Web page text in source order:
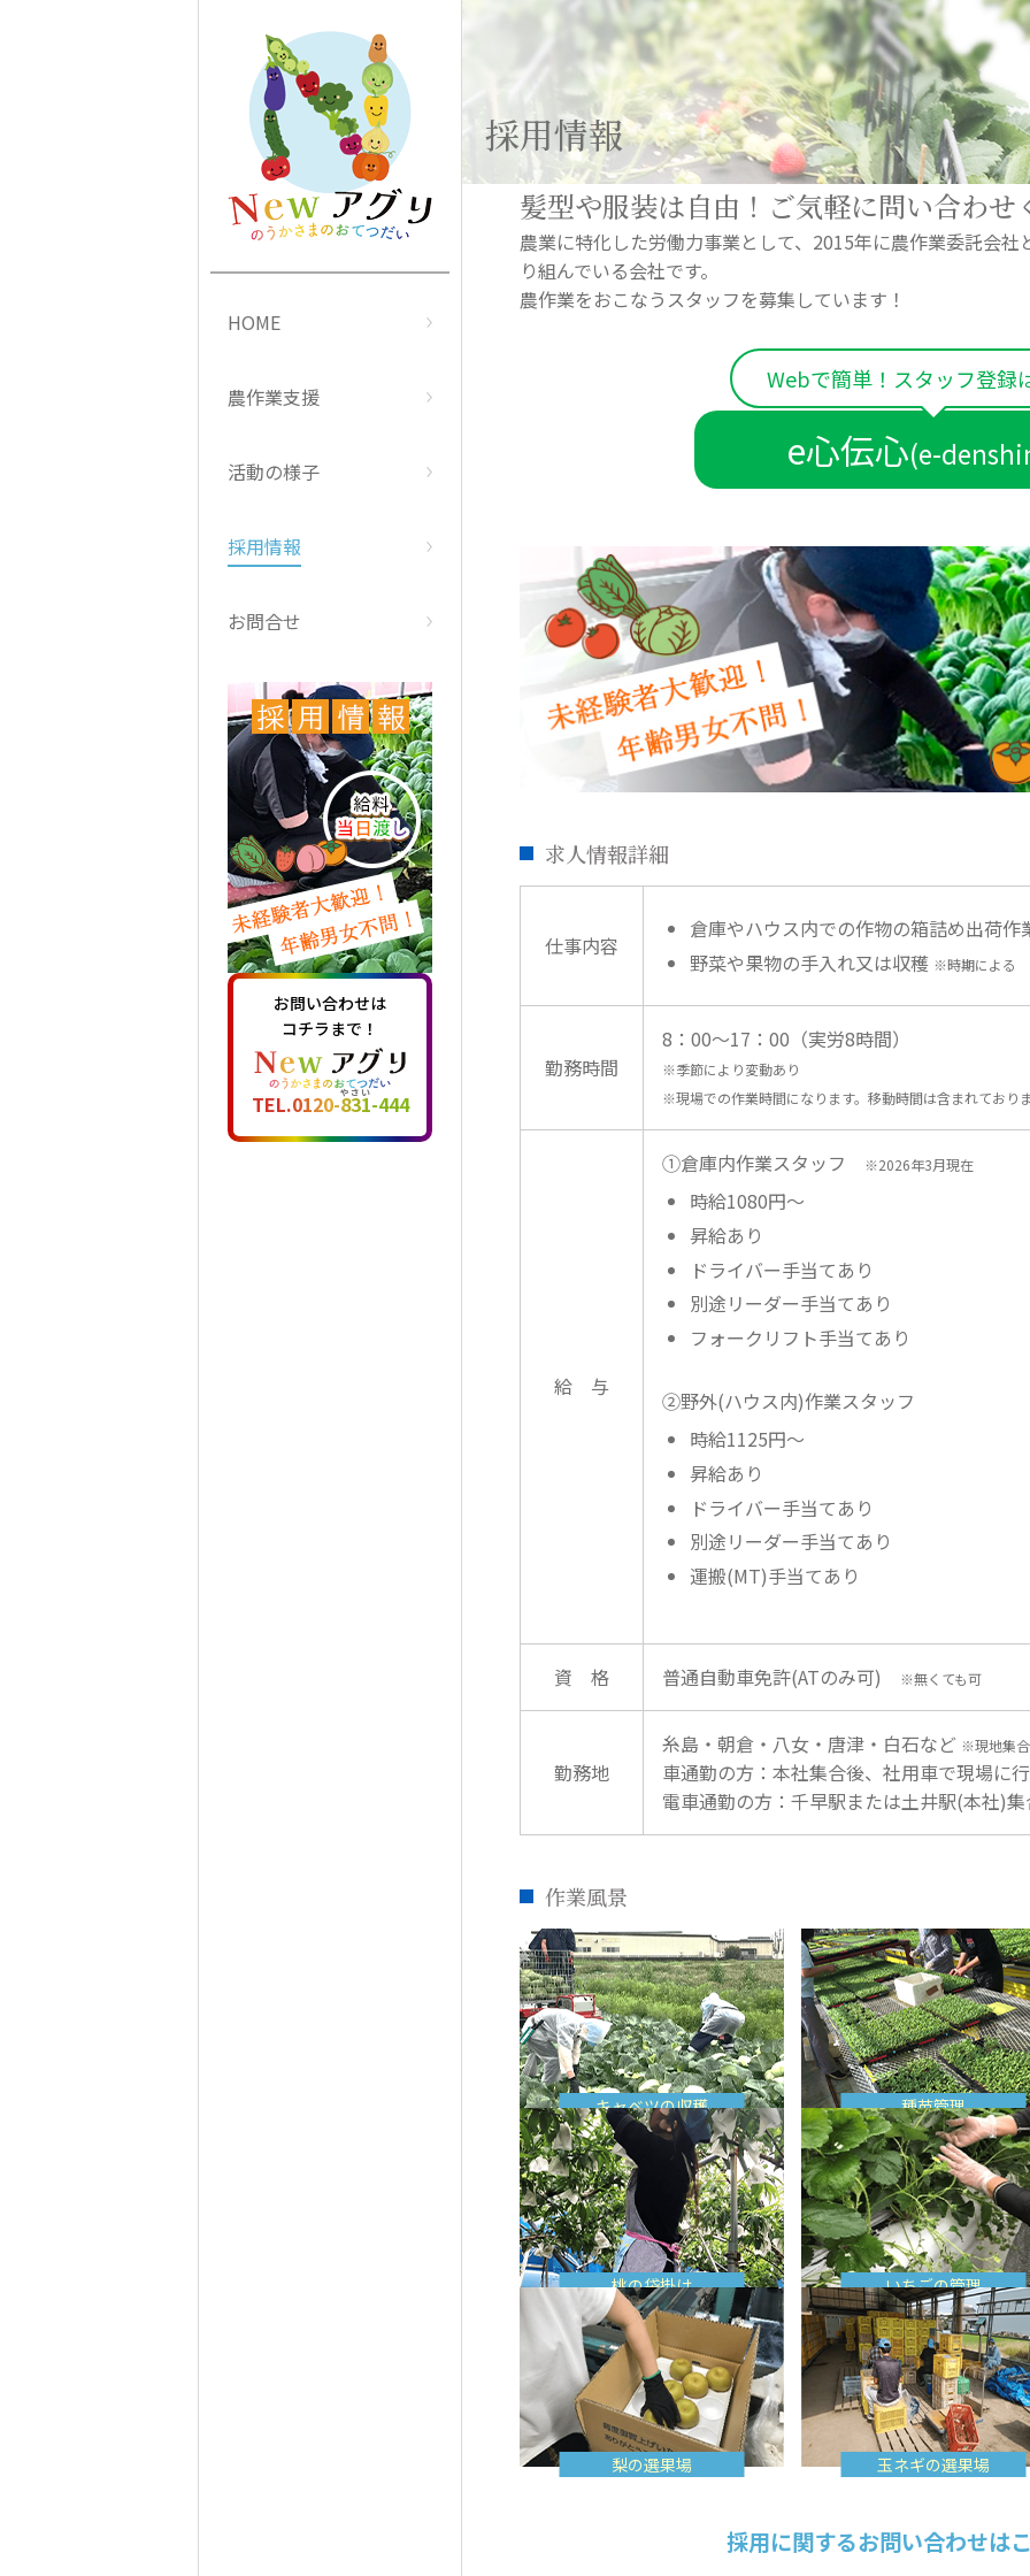
HOME
農作業支援
活動の様子
採用情報
お問合せ
お問い合わせは
コチラまで！
TEL.0120-831-444
採用情報
髪型や服装は自由！ご気軽に問い合わせ
農業に特化した労働力事業として、2015年に農作業委託会
り組んでいる会社です。
農作業をおこなうスタッフを募集しています！
Webで簡単！スタッフ登録
e心伝心(e-
求人情報詳細
仕事内容
倉庫やハウス内での作物の箱詰め出荷作
野菜や果物の手入れ又は収穫 ※時期による
勤務時間
8：00～17：00（実労8時間）
※季節により変動あり
※現場での作業時間になります。移動時間は含まれており
給 与
①倉庫内作業スタッフ ※2026年3月現在
時給1080円～
昇給あり
ドライバー手当てあり
別途リーダー手当てあり
フォークリフト手当てあり
②野外(ハウス内)作業スタッフ
時給1125円～
昇給あり
ドライバー手当てあり
別途リーダー手当てあり
運搬(MT)手当てあり
資 格 普通自動車免許(ATのみ可) ※無くても可
勤務地
糸島・朝倉・八女・唐津・白石など ※現地集
車通勤の方：本社集合後、社用車で現場に
電車通勤の方：千早駅または土井駅(本社)
作業風景
キャベツの収穫 種苗管理
桃の袋掛け いちごの管理
梨の選果場 玉ネギの選果場
採用に関するお問い合わせは